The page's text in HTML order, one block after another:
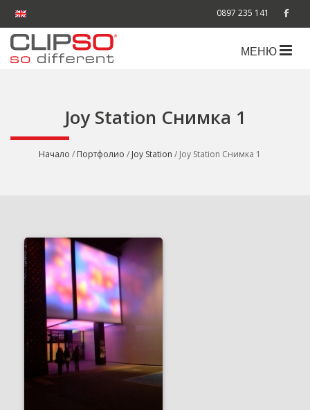
0897 235 141
МЕНЮ
Joy Station Снимка 1
Начало / Портфолио / Joy Station / Joy Station Снимка 1